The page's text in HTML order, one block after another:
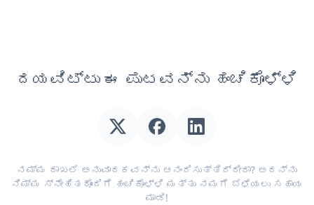
ದಯವಿಟ್ಟು ಈ ಪುಟವನ್ನು ಹಂಚಿಕೊಳ್ಳಿ
ನಮ್ಮ ದಾಖಲೆ ಅನುವಾದಕವನ್ನು ಆನಂದಿಸುತ್ತಿದ್ದೀರಾ? ಅದನ್ನು
ನಿಮ್ಮ ಸ್ನೇಹಿತರೊಂದಿಗೆ ಹಂಚಿಕೊಳ್ಳಿ ಮತ್ತು ನಮಗೆ ಬೆಳೆಯಲು ಸಹಾಯ
ಮಾಡಿ!